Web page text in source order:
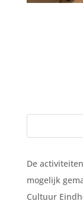
De
mogelijk
Cultuur